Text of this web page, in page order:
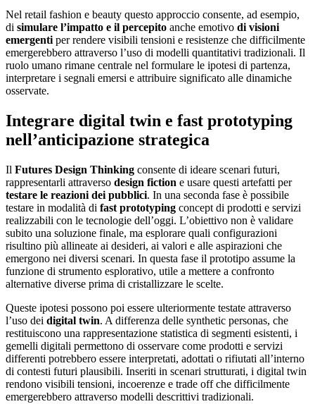
Nel retail fashion e beauty questo approccio consente, ad esempio,
di simulare l’impatto e il percepito anche emotivo di visioni
emergenti per rendere visibili tensioni e resistenze che difficilmente
emergerebbero attraverso l’uso di modelli quantitativi tradizionali. Il
ruolo umano rimane centrale nel formulare le ipotesi di partenza,
interpretare i segnali emersi e attribuire significato alle dinamiche
osservate.
Integrare digital twin e fast prototyping
nell’anticipazione strategica
Il Futures Design Thinking consente di ideare scenari futuri,
rappresentarli attraverso design fiction e usare questi artefatti per
testare le reazioni dei pubblici. In una seconda fase è possibile
testare in modalità di fast prototyping concept di prodotti e servizi
realizzabili con le tecnologie dell’oggi. L’obiettivo non è validare
subito una soluzione finale, ma esplorare quali configurazioni
risultino più allineate ai desideri, ai valori e alle aspirazioni che
emergono nei diversi scenari. In questa fase il prototipo assume la
funzione di strumento esplorativo, utile a mettere a confronto
alternative diverse prima di cristallizzare le scelte.
Queste ipotesi possono poi essere ulteriormente testate attraverso
l’uso dei digital twin. A differenza delle synthetic personas, che
restituiscono una rappresentazione statistica di segmenti esistenti, i
gemelli digitali permettono di osservare come prodotti e servizi
differenti potrebbero essere interpretati, adottati o rifiutati all’interno
di contesti futuri plausibili. Inseriti in scenari strutturati, i digital twin
rendono visibili tensioni, incoerenze e trade off che difficilmente
emergerebbero attraverso modelli descrittivi tradizionali.